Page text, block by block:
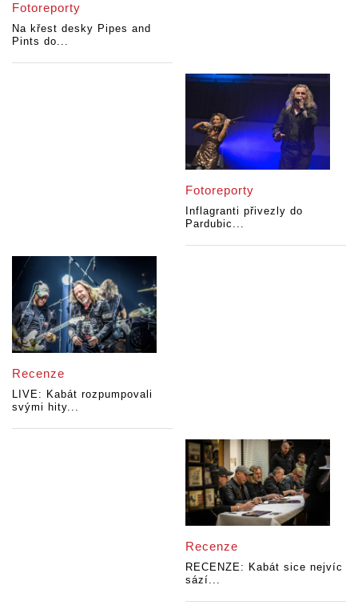
Fotoreporty
Na křest desky Pipes and
Pints do...
Fotoreporty
Inflagranti přivezly do
Pardubic...
Recenze
LIVE: Kabát rozpumpovali
svými hity...
Recenze
RECENZE: Kabát sice nejvíc
sází...